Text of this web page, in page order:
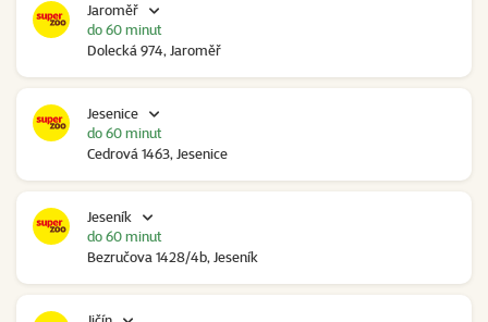
Jaroměř
Dolecká 974, Jaroměř
do 60 minut
Jesenice
Cedrová 1463, Jesenice
do 60 minut
Jeseník
Bezručova 1428/4b, Jeseník
do 60 minut